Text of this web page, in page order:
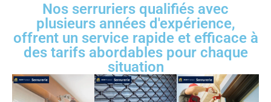
Nos serruriers qualifiés avec
plusieurs années d'expérience,
offrent un service rapide et efficace à
des tarifs abordables pour chaque
situation